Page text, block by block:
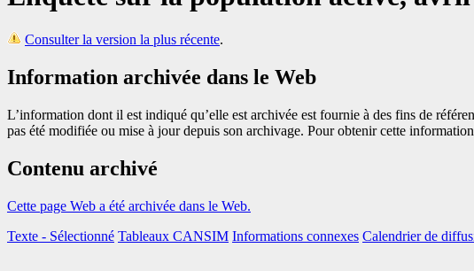
Consulter la version la plus récente.
Information archivée dans le Web
L’information dont il est indiqué qu’elle est archivée est fournie à des fins de
pas été modifiée ou mise à jour depuis son archivage. Pour obtenir cette
Contenu archivé
Cette page Web a été archivée dans le Web.
Texte - Sélectionné Tableaux CANSIM Informations connexes Calendrier de